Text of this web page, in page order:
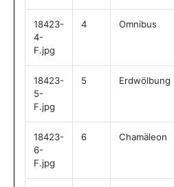
18423-
4-
F.jpg
4 Omnibus
18423-
5-
F.jpg
5 Erdwölbung
18423-
6-
F.jpg
6 Chamäleon